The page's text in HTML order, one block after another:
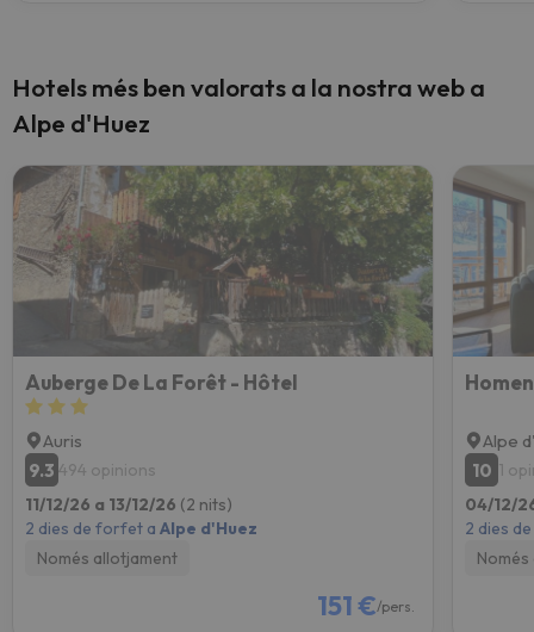
Hotels més ben valorats a la nostra web a
Alpe d'Huez
Auberge De La Forêt - Hôtel
Auris
9.3 494 opinions
11/12/26 a 13/12/26 (2 nits)
2 dies de forfet a Alpe d'Huez
Només allotjament
151 €/pers.
Alpe
10 1
04/12/
2 dies